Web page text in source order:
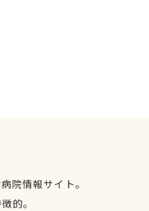
院情報サイト。
的。